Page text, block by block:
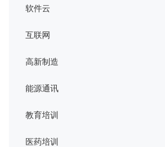
软件云
互联网
高新制造
能源通讯
教育培训
医药培训